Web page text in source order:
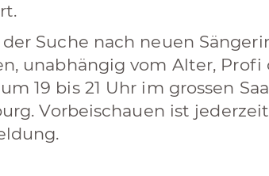
Suche nach neuen
unabhängig vom Alter, Profi
19 bis 21 Uhr im grossen
Vorbeischauen ist